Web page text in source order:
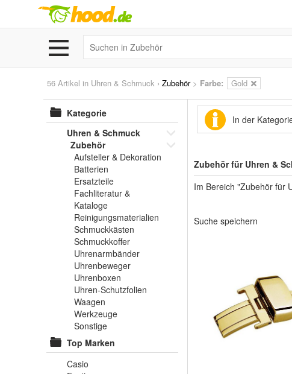
56 Artikel in Uhren & Schmuck › Zubehör> Farbe: Gold
Kategorie
Uhren & Schmuck
Zubehör
Aufsteller & Dekoration
Batterien
Ersatzteile
Fachliteratur &
Kataloge
Reinigungsmaterialien
Schmuckkästen
Schmuckkoffer
Uhrenarmbänder
Uhrenbeweger
Uhrenboxen
Uhren-Schutzfolien
Waagen
Werkzeuge
Sonstige
Top Marken
Casio
In der
Zubehör für Uhren &
Im Bereich "Zubehör für
Suche speichern